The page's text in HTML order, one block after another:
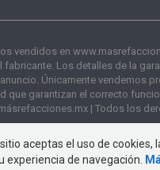
vendidos en
fabricante. Los detalles de la
Únicamente vendemos
que garantizan el correcto
| Todos los
aceptas el uso de cookies,
experiencia de navegación.